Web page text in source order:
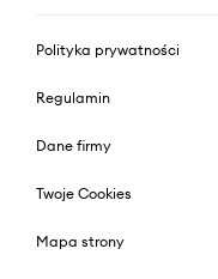
Polityka prywatności
Regulamin
Dane firmy
Twoje Cookies
Mapa strony